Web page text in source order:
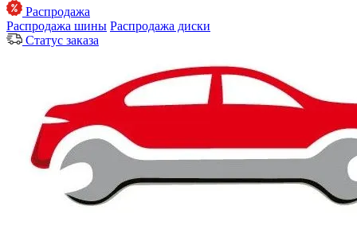
Распродажа
Распродажа шины Распродажа диски
Статус заказа